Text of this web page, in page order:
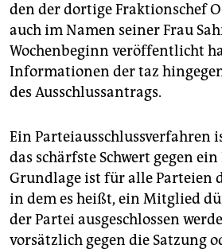
den der dortige Fraktionschef
auch im Namen seiner Frau
Wochenbeginn veröffentlicht
Informationen der taz
des Ausschlussantrags.
Ein Parteiausschlussverfahren
das schärfste Schwert gegen
Grundlage ist für alle Parteien
in dem es heißt, ein Mitglied
der Partei ausgeschlossen
vorsätzlich gegen die Satzung